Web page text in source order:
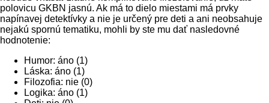
polovicu GKBN jasnú. Ak má to dielo miestami má prvky
napínavej detektívky a nie je určený pre deti a ani neobsahuje
nejakú spornú tematiku, mohli by ste mu dať nasledovné
hodnotenie:
Humor: áno (1)
Láska: áno (1)
Filozofia: nie (0)
Logika: áno (1)